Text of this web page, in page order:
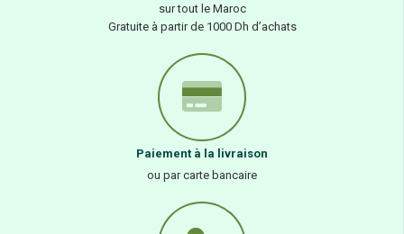
sur tout le Maroc
Gratuite à partir de 1000 Dh d’achats
Paiement à la livraison
ou par carte bancaire